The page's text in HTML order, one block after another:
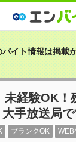
イト情報は掲載
未経験OK
手放送局
ブランクOK WEB